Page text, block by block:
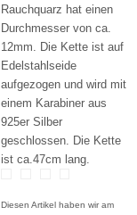
Rauchquarz hat einen
Durchmesser von ca.
12mm. Die Kette ist auf
Edelstahlseide
aufgezogen und wird mit
einem Karabiner aus
925er Silber
geschlossen. Die Kette
ist ca.47cm lang.
Diesen Artikel haben wir am